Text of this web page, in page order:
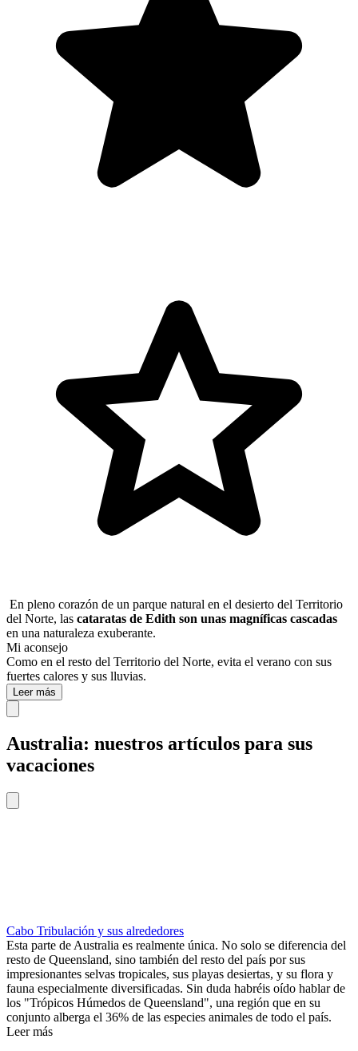
En pleno corazón de un parque natural en el desierto del Territorio
del Norte, las cataratas de Edith son unas magníficas cascadas
en una naturaleza exuberante.
Mi aconsejo
Como en el resto del Territorio del Norte, evita el verano con sus
fuertes calores y sus lluvias.
Leer más
Australia: nuestros artículos para sus
vacaciones
Cabo Tribulación y sus alrededores
Esta parte de Australia es realmente única. No solo se diferencia del
resto de Queensland, sino también del resto del país por sus
impresionantes selvas tropicales, sus playas desiertas, y su flora y
fauna especialmente diversificadas. Sin duda habréis oído hablar de
los "Trópicos Húmedos de Queensland", una región que en su
conjunto alberga el 36% de las especies animales de todo el país.
Leer más